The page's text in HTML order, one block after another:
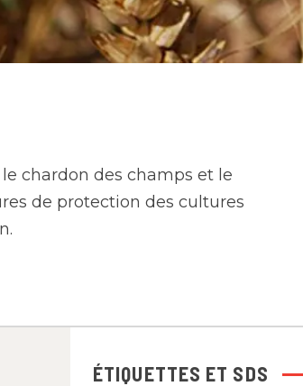
chardon des champs et le
de protection des cultures
ÉTIQUETTES ET SDS